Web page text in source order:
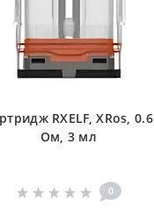
RXELF, XRos, 0.6
Ом, 3 мл
0